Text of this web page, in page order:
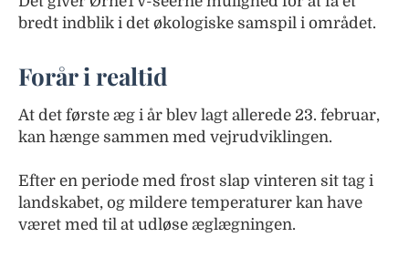
bredt indblik i det økologiske samspil i området.
Forår i realtid
At det første æg i år blev lagt allerede 23. februar,
kan hænge sammen med vejrudviklingen.
Efter en periode med frost slap vinteren sit tag i
landskabet, og mildere temperaturer kan have
været med til at udløse æglægningen.